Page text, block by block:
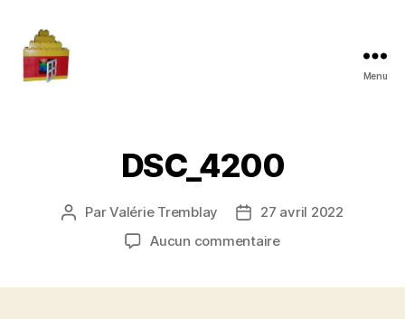
Menu
DSC_4200
Auteur
ParValérie Tremblay
Date
de
27 avril 2022
Aucun commentairesur